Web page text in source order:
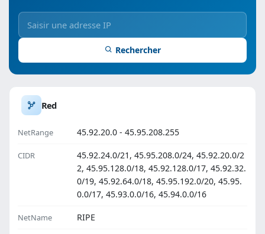
Rechercher
Red
NetRange 45.92.20.0 - 45.95.208.255
CIDR
45.92.24.0/21, 45.95.208.0/24, 45.92.20.0/2
2, 45.95.128.0/18, 45.92.128.0/17, 45.92.32.
0/19, 45.92.64.0/18, 45.95.192.0/20, 45.95.
0.0/17, 45.93.0.0/16, 45.94.0.0/16
NetName RIPE